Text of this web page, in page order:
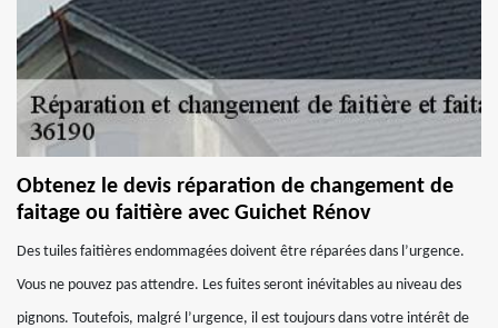
Obtenez le devis réparation de changement de
faitage ou faitière avec Guichet Rénov
Des tuiles faitières endommagées doivent être réparées dans l’urgence.
Vous ne pouvez pas attendre. Les fuites seront inévitables au niveau des
pignons. Toutefois, malgré l’urgence, il est toujours dans votre intérêt de